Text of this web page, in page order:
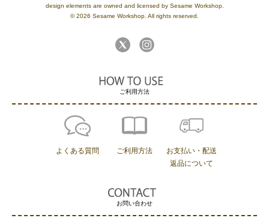
design elements are owned and licensed by Sesame Workshop.
© 2026 Sesame Workshop. All rights reserved.
お問い合わせ
ご利用方法
よくある質問 ご利用方法
お支払い・配送
返品について